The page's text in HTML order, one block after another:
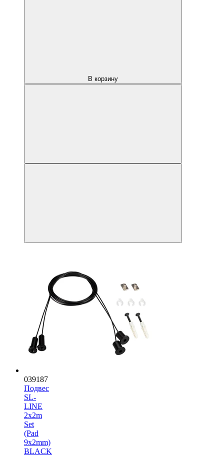
В корзину
039187
Подвес
SL-
LINE
2x2m
Set
(Pad
9x2mm)
BLACK